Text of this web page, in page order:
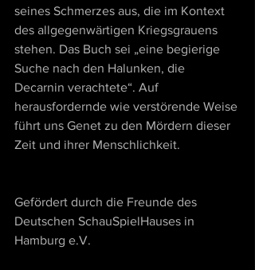
seines Schmerzes aus, die im Kontext
des allgegenwärtigen Kriegsgrauens
stehen. Das Buch sei „eine begierige
Suche nach den Halunken, die
Decarnin verachtete“. Auf
herausfordernde wie verstörende Weise
führt uns Genet zu den Mördern dieser
Zeit und ihrer Menschlichkeit.
Gefördert durch die Freunde des
Deutschen SchauSpielHauses in
Hamburg e.V.